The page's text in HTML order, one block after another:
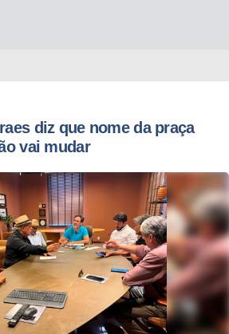
diz que nome da praça
vai mudar